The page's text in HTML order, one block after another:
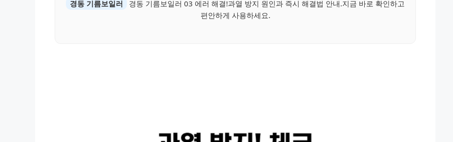
경동 기름보일러
경동 기름보일러 03 에러 해결!과열 방지 원인과 즉시 해결법 안내.지금 바로 확인하고
편안하게 사용하세요.